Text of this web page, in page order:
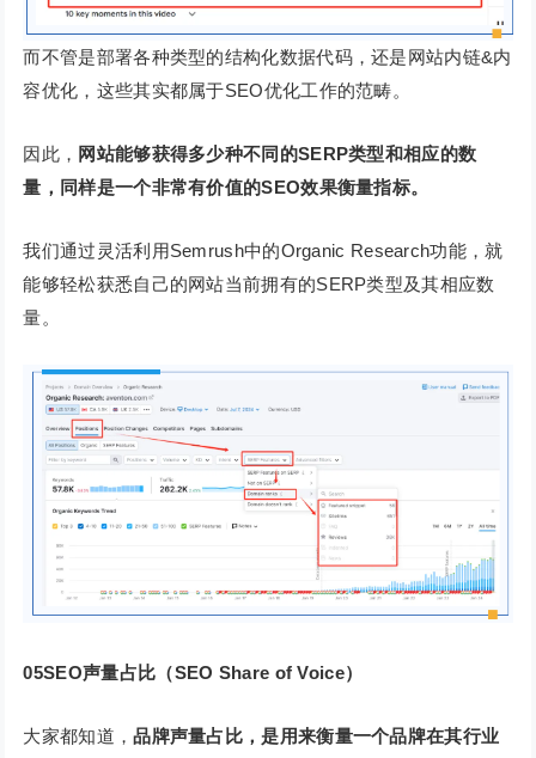
而不管是部署各种类型的结构化数据代码，还是网站内链&内
容优化，这些其实都属于SEO优化工作的范畴。
因此， 网站能够获得多少种不同的SERP类型和相应的数
量，同样是一个非常有价值的SEO效果衡量指标。
我们通过灵活利用Semrush中的Organic Research功能，就
能够轻松获悉自己的网站当前拥有的SERP类型及其相应数
量。
05SEO声量占比（SEO Share of Voice）
大家都知道，品牌声量占比，是用来衡量一个品牌在其行业